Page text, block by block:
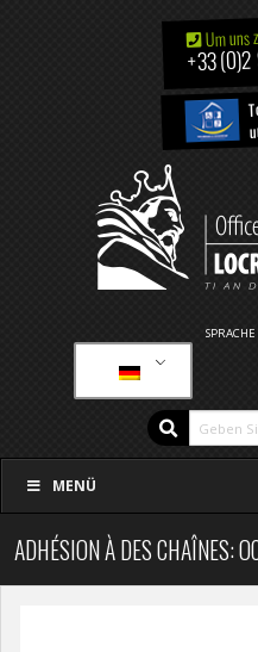
Um uns
+33
MENÜ
ADHÉSION À DES CHAÎNES: